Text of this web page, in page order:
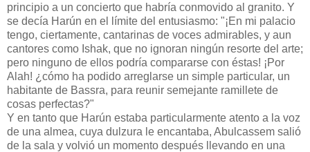
principio a un concierto que habría conmovido al granito. Y
se decía Harún en el límite del entusiasmo: "¡En mi palacio
tengo, ciertamente, cantarinas de voces admirables, y aun
cantores como Ishak, que no ignoran ningún resorte del arte;
pero ninguno de ellos podría compararse con éstas! ¡Por
Alah! ¿cómo ha podido arreglarse un simple particular, un
habitante de Bassra, para reunir semejante ramillete de
cosas perfectas?"
Y en tanto que Harún estaba particularmente atento a la voz
de una almea, cuya dulzura le encantaba, Abulcassem salió
de la sala y volvió un momento después llevando en una